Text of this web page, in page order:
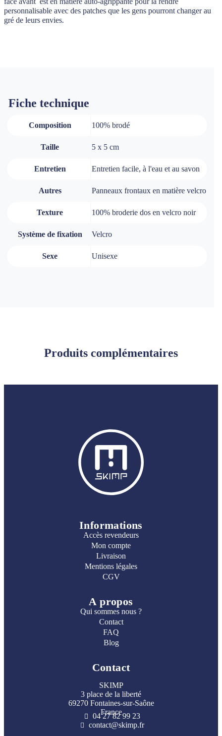
personnalisable avec des patches que les gens pourront changer au
gré de leurs envies.
Fiche technique
Composition 100% brodé
Taille 5 x 5 cm
Entretien Entretien facile, à l'eau et au savon
Autres Panneaux frontaux en matière velcro
Texture 100% broderie dos en velcro noir
Système de fixation Velcro
Sexe Unisexe
Produits complémentaires
Informations
Accès revendeurs
Mon compte
Livraison
Mentions légales
CGV
A propos
Qui sommes nous ?
Contact
FAQ
Blog
Contact
SKIMP
3 place de la liberté
69270 Fontaines-sur-Saône
France
04 27 82 99 23
contact@skimp.fr